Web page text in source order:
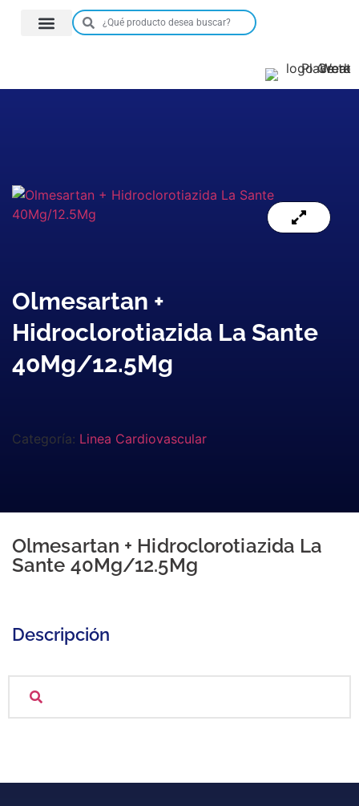
Olmesartan +
Hidroclorotiazida La Sante
40Mg/12.5Mg
Categoría: Linea Cardiovascular
Olmesartan + Hidroclorotiazida La
Sante 40Mg/12.5Mg
Descripción